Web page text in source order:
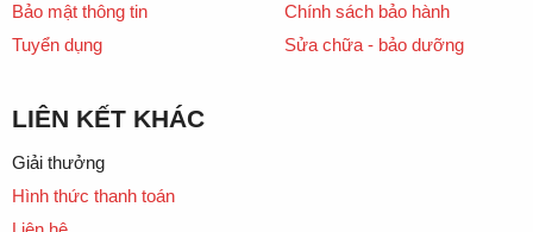
Bảo mật thông tin
Tuyển dụng
Chính sách bảo hành
Sửa chữa - bảo dưỡng
LIÊN KẾT KHÁC
Giải thưởng
Hình thức thanh toán